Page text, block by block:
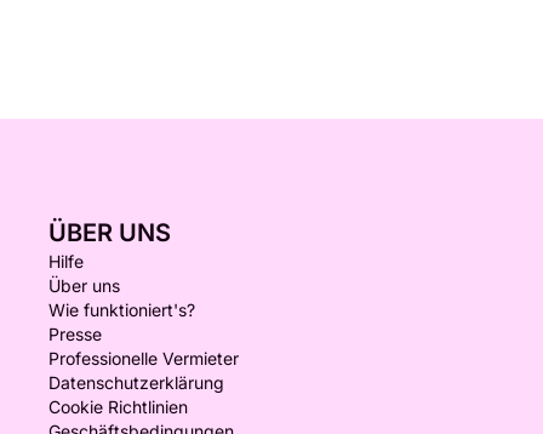
ÜBER UNS
Hilfe
Über uns
Wie funktioniert's?
Presse
Professionelle Vermieter
Datenschutzerklärung
Cookie Richtlinien